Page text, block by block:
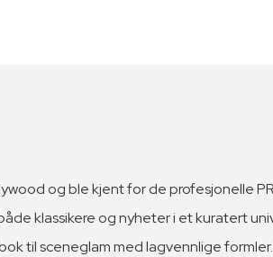
og ble kjent for de profesjonelle
klassikere og nyheter i et kuratert
til sceneglam med lagvennlige